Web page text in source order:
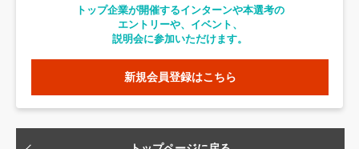
トップ企業が開催するインターンや本選考の
エントリーや、イベント、
説明会に参加いただけます。
新規会員登録はこちら